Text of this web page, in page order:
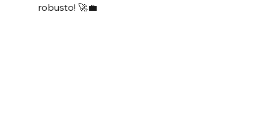
robusto! 🚀💼